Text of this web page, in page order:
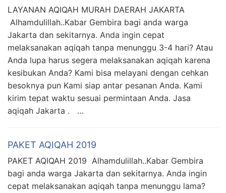
LAYANAN AQIQAH MURAH DAERAH JAKARTA
Alhamdulillah..Kabar Gembira bagi anda warga
Jakarta dan sekitarnya. Anda ingin cepat
melaksanakan aqiqah tanpa menunggu 3-4 hari? Atau
Anda lupa harus segera melaksanakan aqiqah karena
kesibukan Anda? Kami bisa melayani dengan cehkan
besoknya pun Kami siap antar pesanan Anda. Kami
kirim tepat waktu sesuai permintaan Anda. Jasa
aqiqah Jakarta . …
PAKET AQIQAH 2019
PAKET AQIQAH 2019 Alhamdulillah..Kabar Gembira
bagi anda warga Jakarta dan sekitarnya. Anda ingin
cepat melaksanakan aqiqah tanpa menunggu lama?